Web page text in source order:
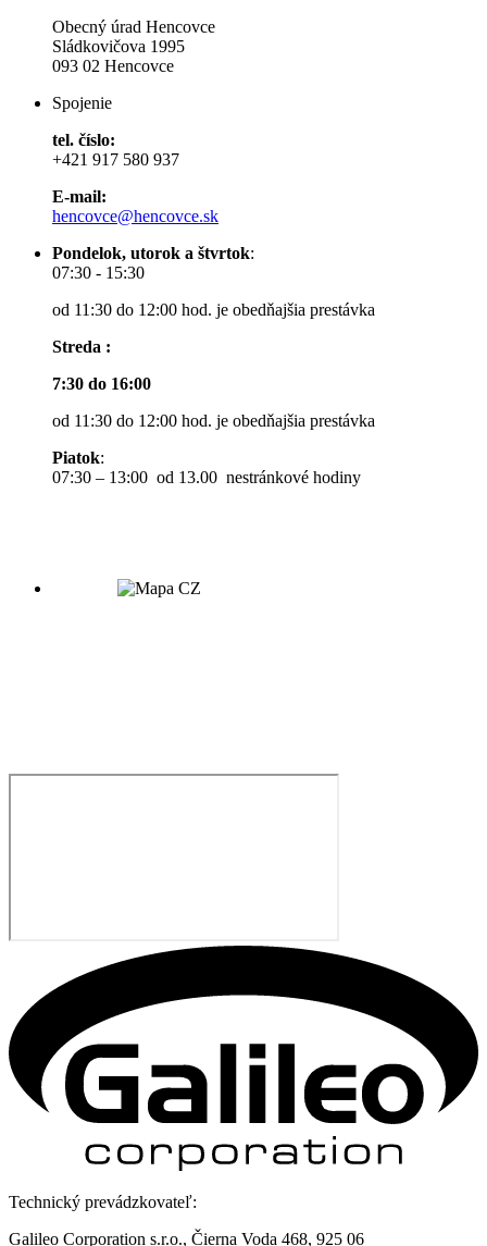
Obecný úrad Hencovce
Sládkovičova 1995
093 02 Hencovce
Spojenie
tel. číslo:
+421 917 580 937
E-mail:
hencovce@hencovce.sk
Pondelok, utorok a štvrtok:
07:30 - 15:30
od 11:30 do 12:00 hod. je obedňajšia prestávka
Streda :
7:30 do 16:00
od 11:30 do 12:00 hod. je obedňajšia prestávka
Piatok:
07:30 – 13:00 od 13.00 nestránkové hodiny
Technický prevádzkovateľ:
Galileo Corporation s.r.o., Čierna Voda 468, 925 06